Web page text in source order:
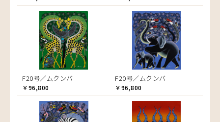
F20号／ムクンバ
￥96,800
F20号／ムクンバ
￥96,800